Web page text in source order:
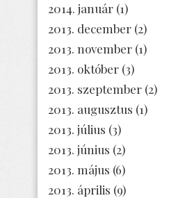
2014. január (1)
2013. december (2)
2013. november (1)
2013. október (3)
2013. szeptember (2)
2013. augusztus (1)
2013. július (3)
2013. június (2)
2013. május (6)
2013. április (9)